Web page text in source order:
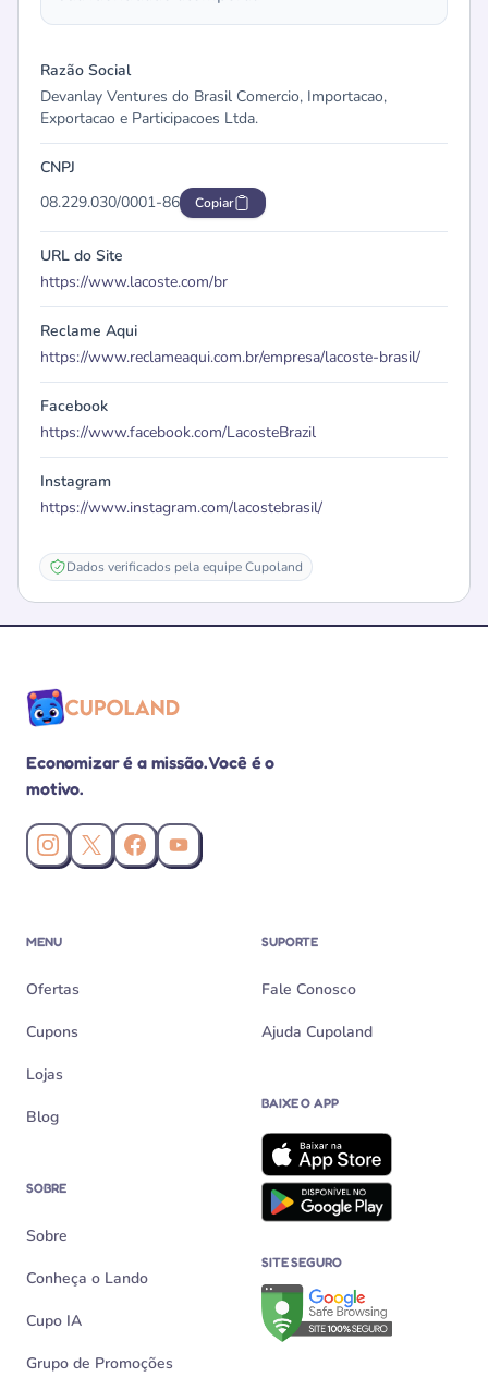
Razão Social
Devanlay Ventures do Brasil Comercio, Importacao,
Exportacao e Participacoes Ltda.
CNPJ
08.229.030/0001-86
Copiar
URL do Site
https://www.lacoste.com/br
Reclame Aqui
https://www.reclameaqui.com.br/empresa/lacoste-brasil/
Facebook
https://www.facebook.com/LacosteBrazil
Instagram
https://www.instagram.com/lacostebrasil/
Dados verificados pela equipe Cupoland
Economizar é a missão. Você é o
motivo.
Instagram da Cupoland
X (Twitter) da Cupoland
Facebook da Cupoland
Canal da Cupoland no YouTube
MENU
Ofertas
Cupons
Lojas
Blog
SOBRE
Sobre
Conheça o Lando
Cupo IA
Grupo de Promoções
SUPORTE
Fale Conosco
Ajuda Cupoland
BAIXE O APP
SITE SEGURO
Verificação de site seguro